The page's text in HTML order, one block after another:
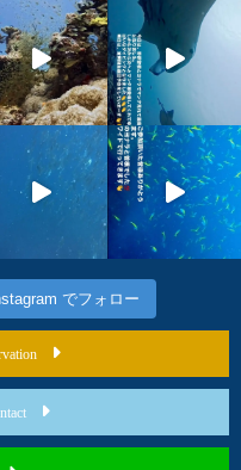
でフォロー